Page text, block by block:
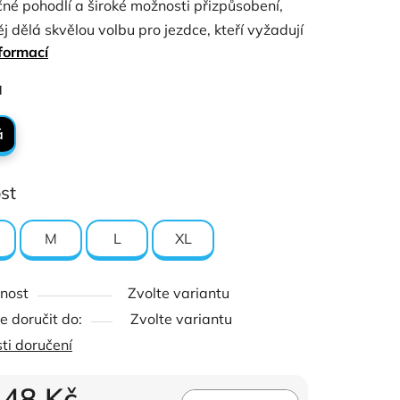
pohodlí a široké možnosti přizpůsobení,
dělá skvělou volbu pro jezdce, kteří vyžadují
kvalitu.
M L XL
Zvolte variantu
doručit do:
Zvolte variantu
doručení